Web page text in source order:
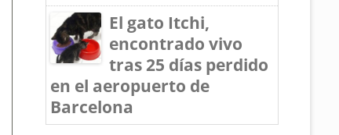
El gato Itchi,
encontrado vivo
tras 25 días perdido
en el aeropuerto de
Barcelona